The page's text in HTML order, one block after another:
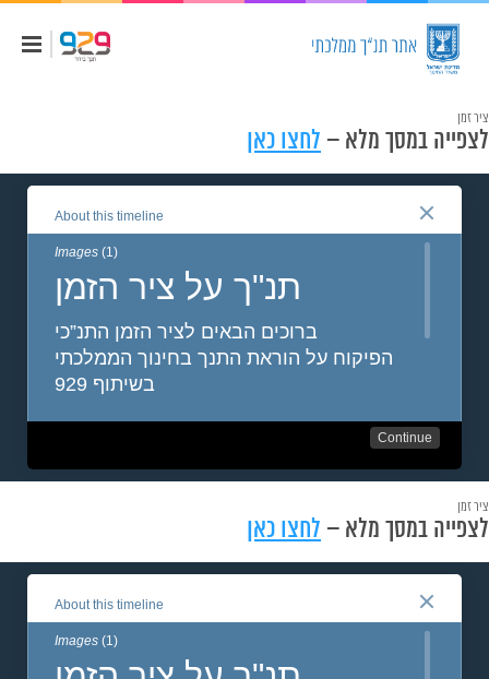
ציר זמן
לצפייה במסך מלא – לחצו כאן
ציר זמן
לצפייה במסך מלא – לחצו כאן